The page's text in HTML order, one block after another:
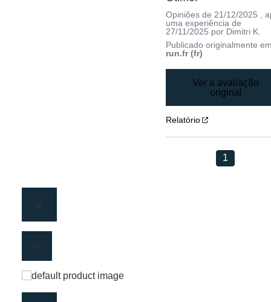
Opiniões de 21/12/2025
,
uma experiência de
27/11/2025 por Dimitri K.
Publicado originalmente
run.fr (fr)
Ver a avaliação
original
Relatório
1